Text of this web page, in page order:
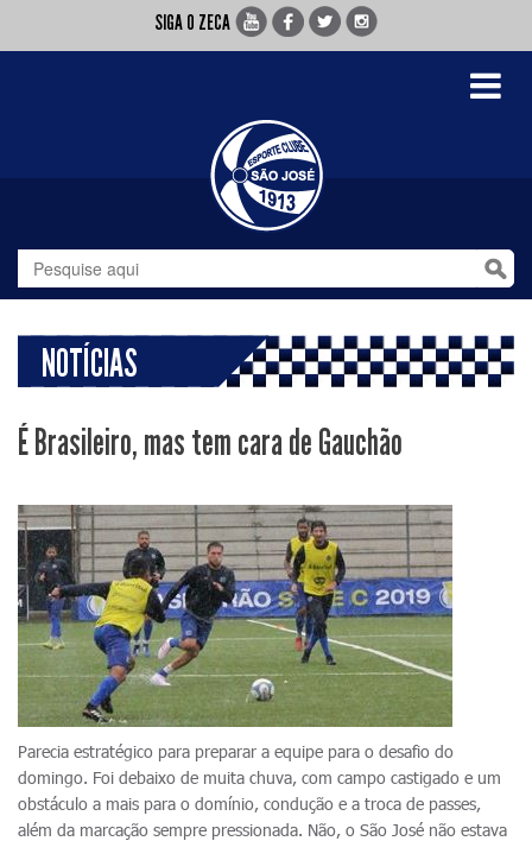
SIGA O ZECA
Toggle
NOTÍCIAS
É Brasileiro, mas tem cara de Gauchão
Parecia estratégico para preparar a equipe para o desafio do
domingo. Foi debaixo de muita chuva, com campo castigado e um
obstáculo a mais para o domínio, condução e a troca de passes,
além da marcação sempre pressionada. Não, o São José não estava